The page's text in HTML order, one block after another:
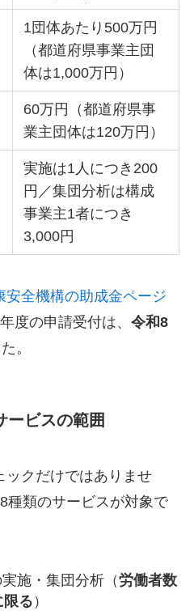
1団体あたり500万円
（都道府県事業主団
体は1,000万円）
60万円（都道府県事
業主団体は120万円）
実施は1人につき200
円／集団分析は構成
事業主1者につき
3,000円
安全機構の助成金ページ
度の申請受付は、 令和8
。
ービスの範囲
ックだけではありませ
種類のサービスが対象で
施・集団分析（労働者数
限る ）